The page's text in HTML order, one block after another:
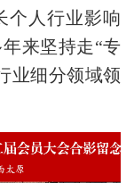
个人行业影响
来坚持走“专
业细分领域领